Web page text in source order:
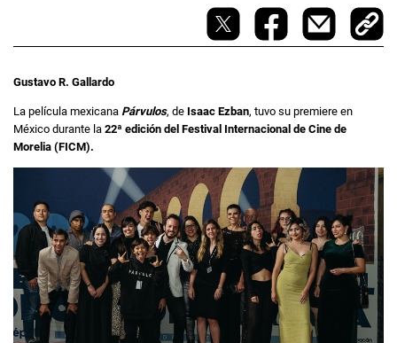
Gustavo R. Gallardo
La película mexicana Párvulos, de Isaac Ezban, tuvo su premiere en
México durante la 22ª edición del Festival Internacional de Cine de
Morelia (FICM).